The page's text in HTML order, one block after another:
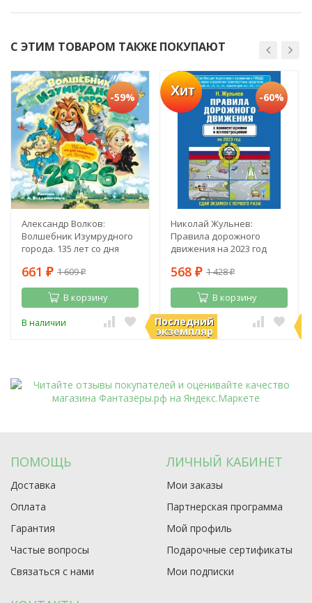
С ЭТИМ ТОВАРОМ ТАКЖЕ ПОКУПАЮТ
-59%
Александр Волков:
Волшебник Изумрудного
города. 135 лет со дня
661 ₽ 1 609₽
В корзину
В наличии
Хит
Последний
экземпляр
-60%
Николай Жульнев:
Правила дорожного
движения на 2023 год
568 ₽ 1 428₽
В корзину
В наличии
ПОМОЩЬ
Доставка
Оплата
Гарантия
Частые вопросы
Связаться с нами
ЛИЧНЫЙ КАБИНЕТ
Мои заказы
Партнерская программа
Мой профиль
Подарочные сертификаты
Мои подписки